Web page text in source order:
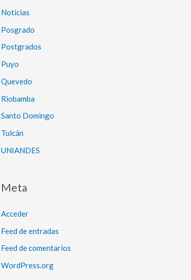
Noticias
Posgrado
Postgrados
Puyo
Quevedo
Riobamba
Santo Domingo
Tulcán
UNIANDES
Meta
Acceder
Feed de entradas
Feed de comentarios
WordPress.org